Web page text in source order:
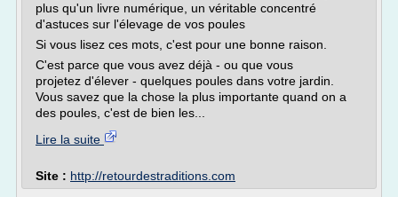
plus qu'un livre numérique, un véritable concentré
d'astuces sur l'élevage de vos poules
Si vous lisez ces mots, c'est pour une bonne raison.
C'est parce que vous avez déjà - ou que vous
projetez d'élever - quelques poules dans votre jardin.
Vous savez que la chose la plus importante quand on a
des poules, c'est de bien les...
Lire la suite
Site : http://retourdestraditions.com